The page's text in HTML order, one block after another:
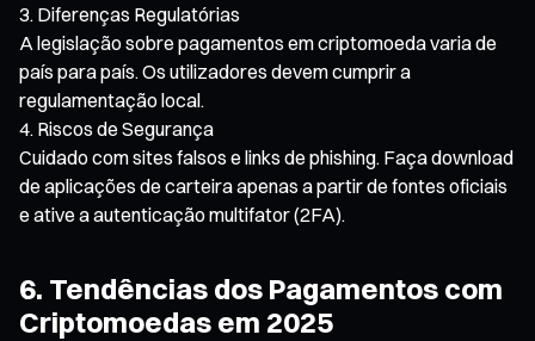
Diferenças Regulatórias
A legislação sobre pagamentos em criptomoeda varia de
país para país. Os utilizadores devem cumprir a
regulamentação local.
Riscos de Segurança
Cuidado com sites falsos e links de phishing. Faça download
de aplicações de carteira apenas a partir de fontes oficiais
e ative a autenticação multifator (2FA).
6. Tendências dos Pagamentos com
Criptomoedas em 2025